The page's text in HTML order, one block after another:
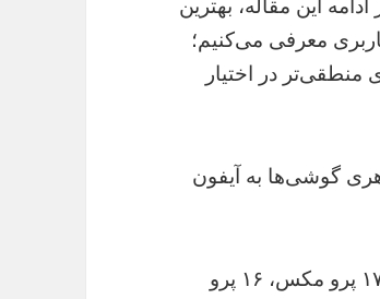
این مقاله، بهترین
معرفی می‌کنیم؛
منطقی‌تر در اختیار
گوشی‌ها به آیفون
در سال ۲۰۲۵، بهترین مدل‌های این دسته، طرح‌های آیفون ۱۷ پرو مکس، ۱۶ پرو